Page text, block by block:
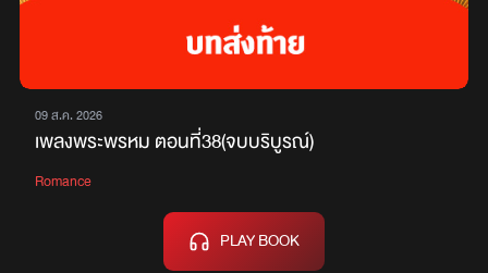
09 ส.ค. 2026
เพลงพระพรหม ตอนที่38(จบบริบูรณ์)
Romance
PLAY BOOK